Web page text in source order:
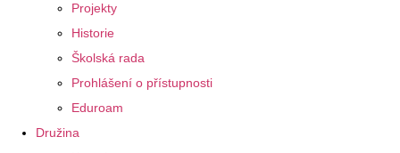
Projekty
Historie
Školská rada
Prohlášení o přístupnosti
Eduroam
Družina